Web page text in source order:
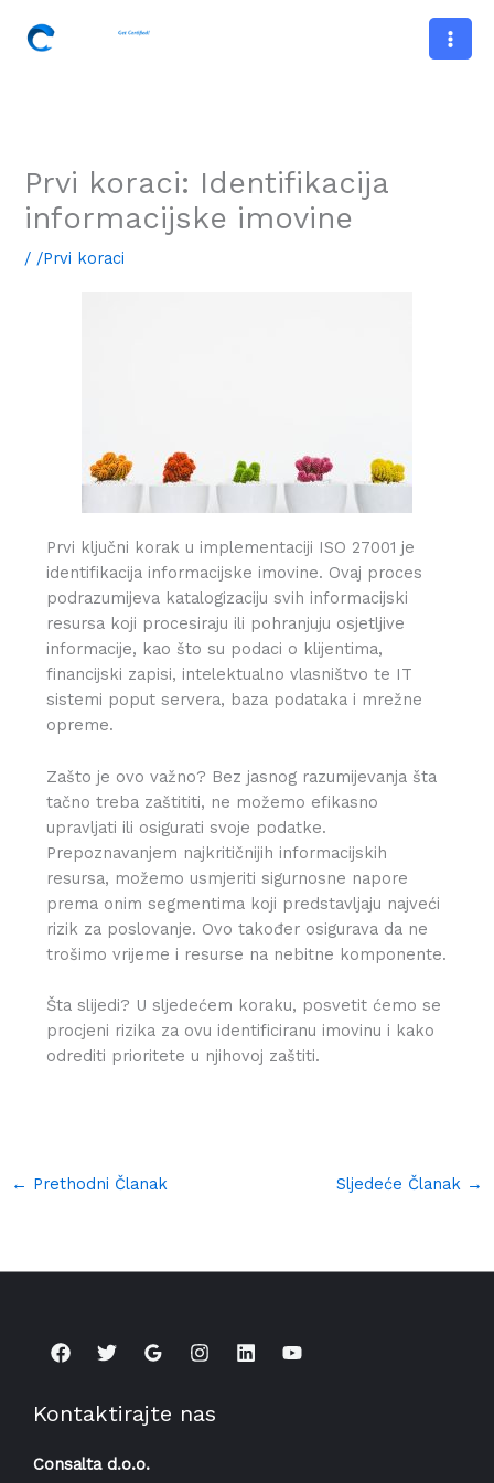
Prvi koraci: Identifikacija
informacijske imovine
/ /Prvi koraci
Prvi ključni korak u implementaciji ISO 27001 je
identifikacija informacijske imovine. Ovaj proces
podrazumijeva katalogizaciju svih informacijski
resursa koji procesiraju ili pohranjuju osjetljive
informacije, kao što su podaci o klijentima,
financijski zapisi, intelektualno vlasništvo te IT
sistemi poput servera, baza podataka i mrežne
opreme.
Zašto je ovo važno? Bez jasnog razumijevanja šta
tačno treba zaštititi, ne možemo efikasno
upravljati ili osigurati svoje podatke.
Prepoznavanjem najkritičnijih informacijskih
resursa, možemo usmjeriti sigurnosne napore
prema onim segmentima koji predstavljaju najveći
rizik za poslovanje. Ovo također osigurava da ne
trošimo vrijeme i resurse na nebitne komponente.
Šta slijedi? U sljedećem koraku, posvetit ćemo se
procjeni rizika za ovu identificiranu imovinu i kako
odrediti prioritete u njihovoj zaštiti.
← Prethodni Članak Sljedeće Članak →
Kontaktirajte nas
Consalta d.o.o.